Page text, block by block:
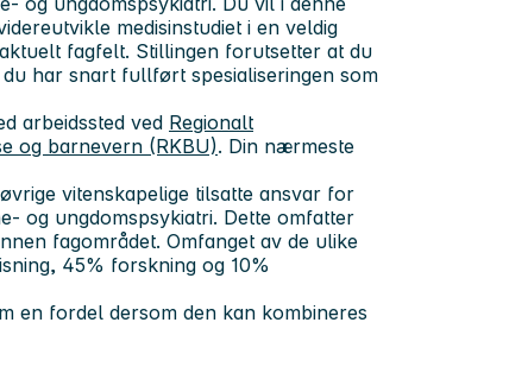
medisinstudiet i en veldig
fagfelt. Stillingen forutsetter at du
har snart fullført spesialiseringen som
arbeidssted ved Regionalt
og barnevern (RKBU). Din nærmeste
vitenskapelige tilsatte ansvar for
og ungdomspsykiatri. Dette omfatter
fagområdet. Omfanget av de ulike
45% forskning og 10%
en fordel dersom den kan kombineres